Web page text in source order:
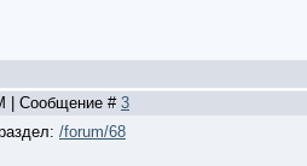
| Сообщение #3
/forum/68